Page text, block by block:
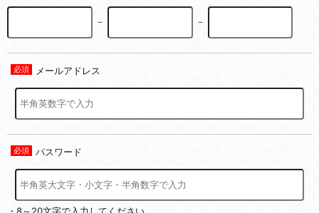
－ －
メールアドレス
パスワード
・8～20文字で入力してください。